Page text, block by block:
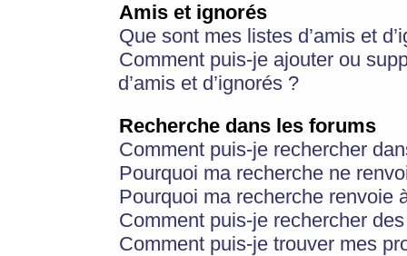
Amis et ignorés
Que sont mes listes d’amis et
Comment puis-je ajouter ou
d’amis et d’ignorés ?
Recherche dans les forums
Comment puis-je rechercher
Pourquoi ma recherche ne
Pourquoi ma recherche renvoie
Comment puis-je rechercher
Comment puis-je trouver mes